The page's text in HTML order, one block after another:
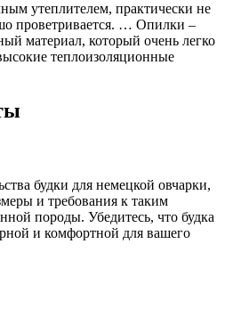
утеплителем, практически не
проветривается. … Опилки –
материал, который очень легко
теплоизоляционные
будки для немецкой овчарки,
и требования к таким
породы. Убедитесь, что будка
и комфортной для вашего